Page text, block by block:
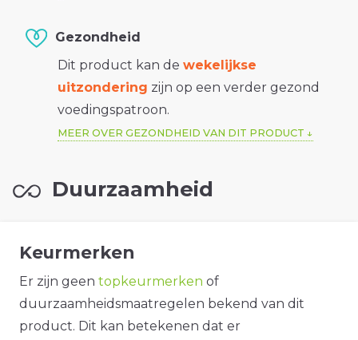
Gezondheid
Dit product kan de wekelijkse
uitzondering zijn op een verder gezond
voedingspatroon.
MEER OVER GEZONDHEID VAN DIT PRODUCT
Duurzaamheid
Keurmerken
Er zijn geen topkeurmerken of
duurzaamheidsmaatregelen bekend van dit
product. Dit kan betekenen dat er